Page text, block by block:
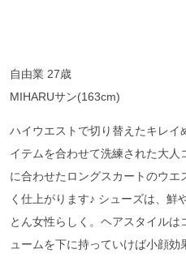
自由業 27歳
MIHARUサン(163cm)
ハイウエストで切り替えたキレイ
イテムを合わせて洗練された大人
に合わせたロングスカートのウエ
く仕上がります♪ シューズは、鮮
とん女性らしく。ヘアスタイルは
ュームを下に持っていけば小顔